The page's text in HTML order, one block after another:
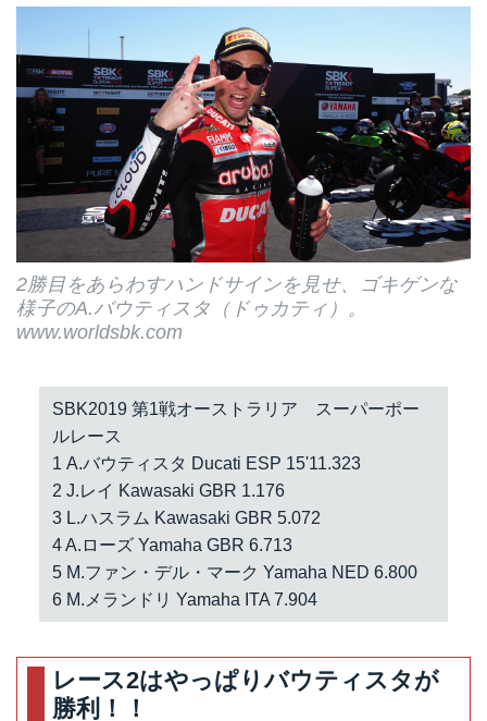
2勝目をあらわすハンドサインを見せ、ゴキゲンな
様子のA.バウティスタ（ドゥカティ）。
www.worldsbk.com
SBK2019 第1戦オーストラリア スーパーポー
ルレース
1 A.バウティスタ Ducati ESP 15'11.323
2 J.レイ Kawasaki GBR 1.176
3 L.ハスラム Kawasaki GBR 5.072
4 A.ローズ Yamaha GBR 6.713
5 M.ファン・デル・マーク Yamaha NED 6.800
6 M.メランドリ Yamaha ITA 7.904
レース2はやっぱりバウティスタが
勝利！！